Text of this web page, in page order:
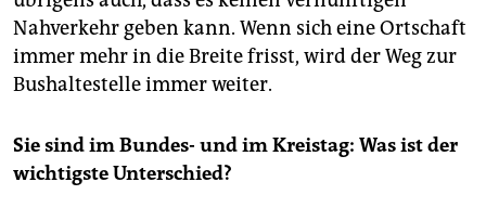
Nahverkehr geben kann. Wenn sich eine Ortschaft
immer mehr in die Breite frisst, wird der Weg zur
Bushaltestelle immer weiter.
Sie sind im Bundes- und im Kreistag: Was ist der
wichtigste Unterschied?